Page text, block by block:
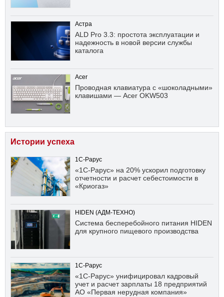
Астра
ALD Pro 3.3: простота эксплуатации и
надежность в новой версии службы
каталога
Acer
Проводная клавиатура с «шоколадными»
клавишами — Acer OKW503
Истории успеха
1С-Рарус
«1С-Рарус» на 20% ускорил подготовку
отчетности и расчет себестоимости в
«Криогаз»
HIDEN (АДМ-ТЕХНО)
Система бесперебойного питания HIDEN
для крупного пищевого производства
1С-Рарус
«1С-Рарус» унифицировал кадровый
учет и расчет зарплаты 18 предприятий
АО «Первая нерудная компания»